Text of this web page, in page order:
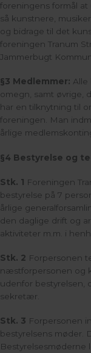
foreningens formål
så kunstnere,
og bidrage til det
foreningen Tranum
Jammerbugt
§3 Medlemmer: Alle
omegn, samt øvrige,
har en tilknytning til
foreningen. Man
årlige
§4 Bestyrelse og
Stk. 1 Foreningen
bestyrelse på 7
årlige
den daglige drift og
aktiviteter m.m. i
Stk. 2 Forpersonen
næstforpersonen og
udenfor bestyrelsen,
sekretær.
Stk. 3 Forpersonen
bestyrelsens møder.
Bestyrelsesmøderne